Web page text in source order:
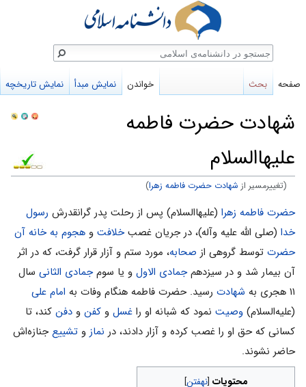
شهادت حضرت فاطمه
علیهاالسلام
(تغییرمسیر از شهادت حضرت فاطمه زهرا)
پرش
به
ناوبری
پرش
به
جستجو
حضرت فاطمه زهرا (علیهاالسلام) پس از رحلت پدر گرانقدرش رسول
خدا (صلی الله علیه وآله)، در جریان غصبخلافت و هجوم به خانه آن
حضرت توسط گروهی از صحابه، مورد ستم و آزار قرار گرفت، که در اثر
آن بیمار شد و در سیزدهمجمادی الاول و یا سومجمادی الثانی سال
۱۱ هجری به
شهادت رسید. حضرت فاطمه هنگام وفات به امام على
(علیه‌السلام) وصیت نمود که شبانه او را غسل و کفن و دفن کند، تا
کسانى که حق او را غصب کرده و آزار دادند، در نماز و تشییعجنازه‌اش
حاضر نشوند.
محتویات
صفحه بحث خواندن نمایش مبدأ نمایش تاریخچه
جستجو